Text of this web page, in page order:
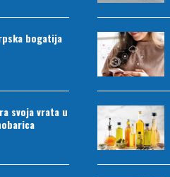
bogatija
svoja vrata u